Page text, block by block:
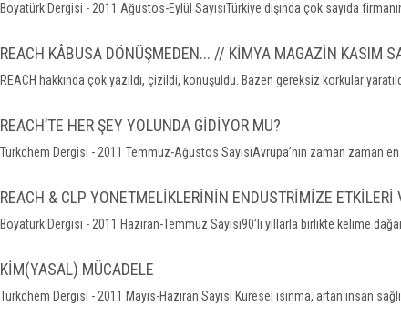
Boyatürk Dergisi - 2011 Ağustos-Eylül SayısıTürkiye dışında çok sayıda
REACH KÂBUSA DÖNÜŞMEDEN... // KİMYA MAGAZİN KASIM
REACH hakkında çok yazıldı, çizildi, konuşuldu. Bazen gereksiz korkular
REACH’TE HER ŞEY YOLUNDA GİDİYOR MU?
Turkchem Dergisi - 2011 Temmuz-Ağustos SayısıAvrupa’nın zaman zaman
REACH & CLP YÖNETMELİKLERİNİN ENDÜSTRİMİZE
Boyatürk Dergisi - 2011 Haziran-Temmuz Sayısı90’lı yıllarla birlikte kelime
KİM(YASAL) MÜCADELE
Turkchem Dergisi - 2011 Mayıs-Haziran Sayısı Küresel ısınma, artan insan